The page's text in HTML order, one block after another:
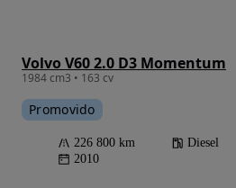
Volvo V60 2.0 D3 Momentum
1984 cm3 • 163 cv
Promovido
226 800 km Diesel
2010